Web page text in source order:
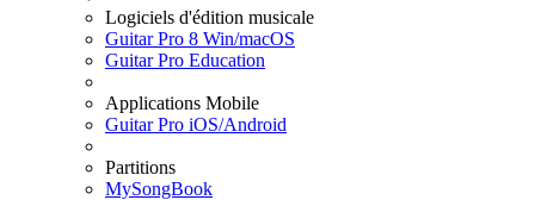
Logiciels d'édition musicale
Guitar Pro 8 Win/macOS
Guitar Pro Education
Applications Mobile
Guitar Pro iOS/Android
Partitions
MySongBook